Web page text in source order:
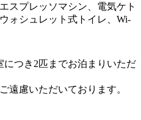
スプレッソマシン、電気ケト
ォシュレット式トイレ、Wi-
つき2匹までお泊まりいただ
遠慮いただいております。